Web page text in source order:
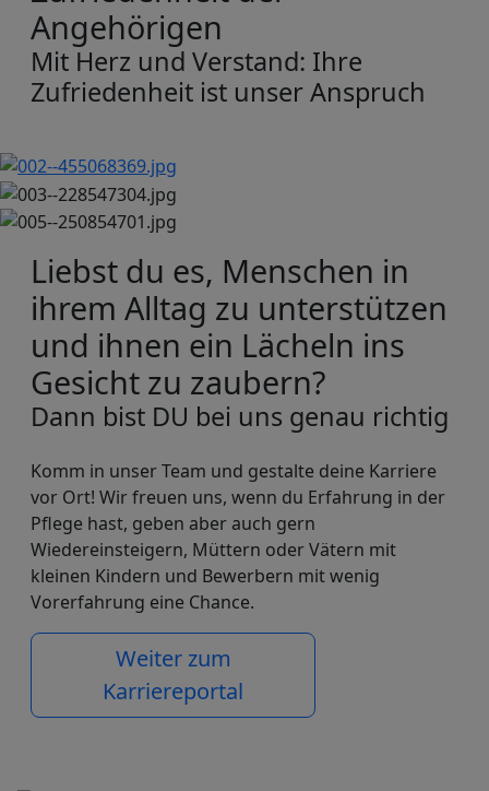
Angehörigen
Mit Herz und Verstand: Ihre
Zufriedenheit ist unser Anspruch
Liebst du es, Menschen in
ihrem Alltag zu unterstützen
und ihnen ein Lächeln ins
Gesicht zu zaubern?
Dann bist DU bei uns genau richtig
Komm in unser Team und gestalte deine Karriere
vor Ort! Wir freuen uns, wenn du Erfahrung in der
Pflege hast, geben aber auch gern
Wiedereinsteigern, Müttern oder Vätern mit
kleinen Kindern und Bewerbern mit wenig
Vorerfahrung eine Chance.
Weiter zum
Karriereportal